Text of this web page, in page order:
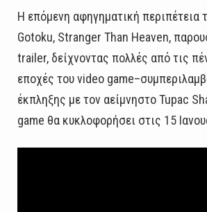
Η επόμενη αφηγηματική περιπέτεια
Gotoku, Stranger Than Heaven,
trailer, δείχνοντας πολλές από τις
εποχές του video
έκπληξης με τον αείμνηστο Tupac
game θα κυκλοφορήσει στις 15